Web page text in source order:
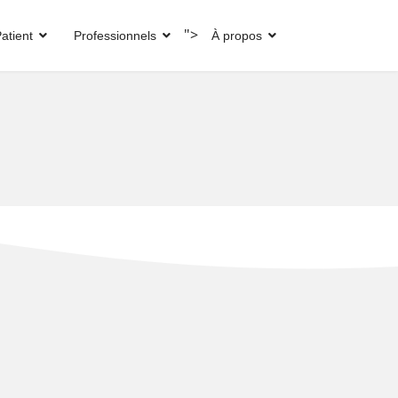
Professionnels "> À propos